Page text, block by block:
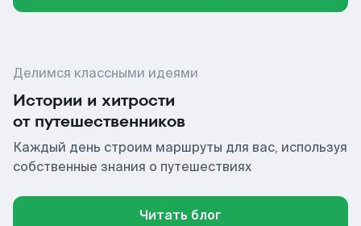
Делимся классными идеями
Истории и хитрости
от путешественников
Каждый день строим маршруты для вас, используя
собственные знания о путешествиях
Читать блог